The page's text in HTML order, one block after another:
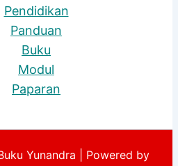
Pendidikan
Panduan
Buku
Modul
Paparan
Yunandra | Powered by